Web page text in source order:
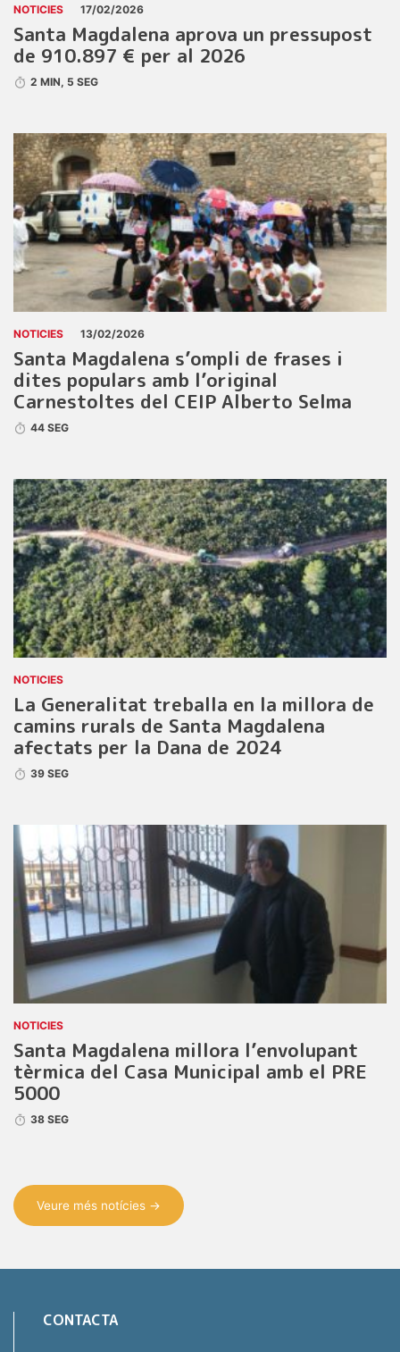
NOTICIES 17/02/2026
Santa Magdalena aprova un pressupost
de 910.897 € per al 2026
2 MIN, 5 SEG
NOTICIES 13/02/2026
Santa Magdalena s’ompli de frases i
dites populars amb l’original
Carnestoltes del CEIP Alberto Selma
44 SEG
NOTICIES
La Generalitat treballa en la millora de
camins rurals de Santa Magdalena
afectats per la Dana de 2024
39 SEG
NOTICIES
Santa Magdalena millora l’envolupant
tèrmica del Casa Municipal amb el PRE
5000
38 SEG
Veure més notícies →
CONTACTA